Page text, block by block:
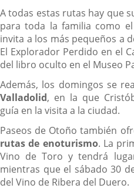
A todas estas rutas hay que
para toda la familia como el
invita a los más pequeños a
El Explorador Perdido en el
del libro oculto en el Museo
Además, los domingos se
Valladolid, en la que
guía en la visita a la ciudad.
Paseos de Otoño también
rutas de enoturismo. La
Vino de Toro y tendrá
mientras que el sábado 30
del Vino de Ribera del Duero.